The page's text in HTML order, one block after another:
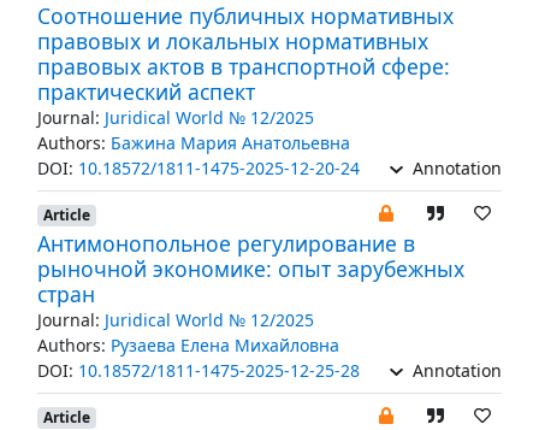
Соотношение публичных нормативных
правовых и локальных нормативных
правовых актов в транспортной сфере:
практический аспект
Journal: Juridical World № 12/2025
Authors: Бажина Мария Анатольевна
DOI: 10.18572/1811-1475-2025-12-20-24 Annotation
Article
Антимонопольное регулирование в
рыночной экономике: опыт зарубежных
стран
Journal: Juridical World № 12/2025
Authors: Рузаева Елена Михайловна
DOI: 10.18572/1811-1475-2025-12-25-28 Annotation
Article